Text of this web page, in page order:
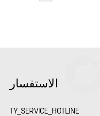
الاستفسار
TY_SERVICE_HOTLINE